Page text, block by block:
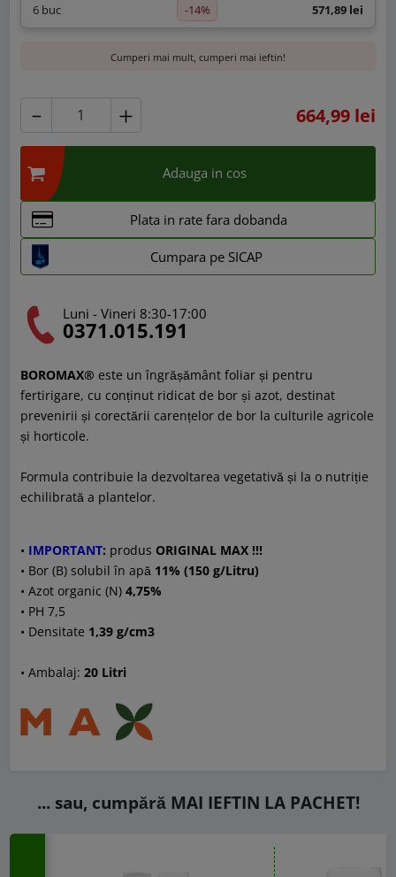
6 buc -14% 571,89 lei
Cumperi mai mult, cumperi mai ieftin!
664,99 lei
Adauga in cos
Plata in rate fara dobanda
Cumpara pe SICAP
Luni - Vineri 8:30-17:00
0371.015.191
BOROMAX® este un îngrășământ foliar și pentru
fertirigare, cu conținut ridicat de bor și azot, destinat
prevenirii și corectării carențelor de bor la culturile agricole
și horticole.
Formula contribuie la dezvoltarea vegetativă și la o nutriție
echilibrată a plantelor.
• IMPORTANT: produs ORIGINAL MAX !!!
• Bor (B) solubil în apă 11% (150 g/Litru)
• Azot organic (N) 4,75%
• PH 7,5
• Densitate 1,39 g/cm3
• Ambalaj: 20 Litri
... sau, cumpără MAI IEFTIN LA PACHET!